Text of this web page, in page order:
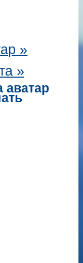
»
»
аватар